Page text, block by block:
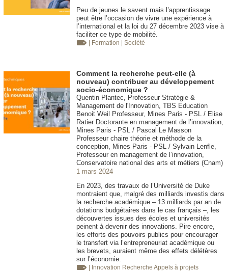
Peu de jeunes le savent mais l’apprentissage
peut être l’occasion de vivre une expérience à
l’international et la loi du 27 décembre 2023 vise à
faciliter ce type de mobilité.
| Formation | Société
Comment la recherche peut-elle (à
nouveau) contribuer au développement
socio-économique ?
Quentin Plantec, Professeur Stratégie &
Management de l'Innovation, TBS Education
Benoit Weil Professeur, Mines Paris - PSL / Elise
Ratier Doctorante en management de l’innovation,
Mines Paris - PSL / Pascal Le Masson
Professeur chaire théorie et méthode de la
conception, Mines Paris - PSL / Sylvain Lenfle,
Professeur en management de l’innovation,
Conservatoire national des arts et métiers (Cnam)
1 mars 2024
En 2023, des travaux de l’Université de Duke
montraient que, malgré des milliards investis dans
la recherche académique – 13 milliards par an de
dotations budgétaires dans le cas français –, les
découvertes issues des écoles et universités
peinent à devenir des innovations. Pire encore,
les efforts des pouvoirs publics pour encourager
le transfert via l’entrepreneuriat académique ou
les brevets, auraient même des effets délétères
sur l’économie.
| Innovation Recherche Appels à projets